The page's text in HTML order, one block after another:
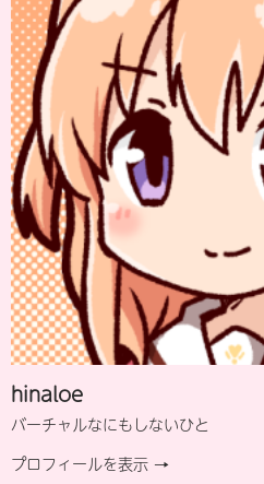
hinaloe
バーチャルなにもしないひと
プロフィールを表示 →